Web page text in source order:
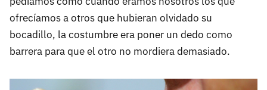
ofrecíamos a otros que hubieran olvidado su
bocadillo, la costumbre era poner un dedo como
barrera para que el otro no mordiera demasiado.